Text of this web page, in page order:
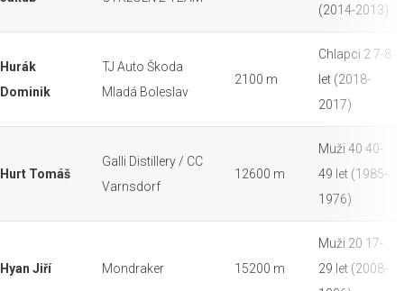
(2014-2013)
Hurák
Dominik
TJ Auto Škoda
Mladá Boleslav
2100 m
Chlapci 2 7-8
let (2018-
2017)
Hurt Tomáš
Galli Distillery / CC
Varnsdorf
12600 m
Muži 40 40-
49 let (1985-
1976)
Hyan Jiří Mondraker 15200 m
Muži 20 17-
29 let (2008-